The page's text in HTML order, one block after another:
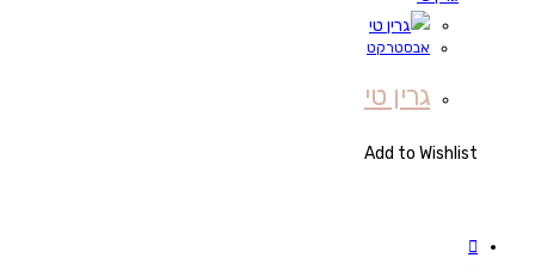
אבסטרקט
גרין טי
Add to Wishlist